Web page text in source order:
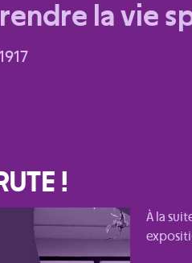
la vie
!
À la